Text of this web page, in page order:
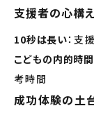
支援者の心構え
10秒は長い：支
こどもの内的時
考時間
成功体験の土